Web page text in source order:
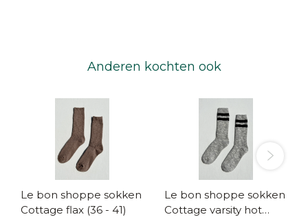
Anderen kochten ook
Le bon shoppe sokken
Cottage flax (36 - 41)
Le bon shoppe sokken
Cottage varsity hot